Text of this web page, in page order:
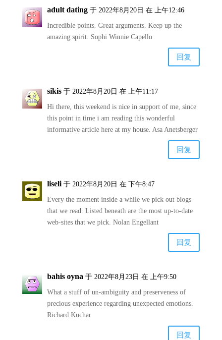
adult dating 于 2022年8月20日 在 上午12:46
Incredible points. Great arguments. Keep up the
amazing spirit. Sophi Winnie Capello
回复
sikis 于 2022年8月20日 在 上午11:17
Hi there, this weekend is nice in support of me, since
this point in time i am reading this wonderful
informative article here at my house. Asa Anetsberger
回复
liseli 于 2022年8月20日 在 下午8:47
Every the moment inside a while we pick out blogs
that we read. Listed beneath are the most up-to-date
web-sites that we pick. Nolan Engellant
回复
bahis oyna 于 2022年8月23日 在 上午9:50
What a stuff of un-ambiguity and preserveness of
precious experience regarding unexpected emotions.
Richard Kuchar
回复